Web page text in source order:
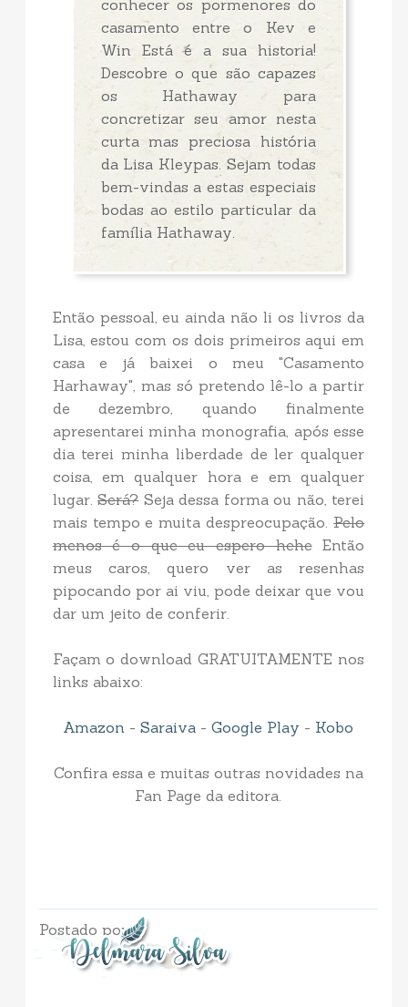
conhecer os pormenores do
casamento entre o Kev e
Win Está é a sua historia!
Descobre o que são capazes
os Hathaway para
concretizar seu amor nesta
curta mas preciosa história
da Lisa Kleypas. Sejam todas
bem-vindas a estas especiais
bodas ao estilo particular da
família Hathaway.
Então pessoal, eu ainda não li os livros da
Lisa, estou com os dois primeiros aqui em
casa e já baixei o meu "Casamento
Harhaway", mas só pretendo lê-lo a partir
de dezembro, quando finalmente
apresentarei minha monografia, após esse
dia terei minha liberdade de ler qualquer
coisa, em qualquer hora e em qualquer
lugar.Será? Seja dessa forma ou não, terei
mais tempo e muita despreocupação.Pelo
menos é o que eu espero heheEntão
meus caros, quero ver as resenhas
pipocando por ai viu, pode deixar que vou
dar um jeito de conferir.
Façam o download GRATUITAMENTE nos
links abaixo:
Amazon -Saraiva -Google Play - Kobo
Confira essa e muitas outras novidades na
Fan Page da editora.
Postado por